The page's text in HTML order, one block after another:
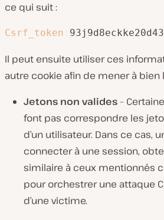
ce qui suit :
Csrf_token
Il peut ensuite utiliser ces
autre cookie afin de mener à bien
Jetons non valides–
font pas correspondre les
d’un utilisateur. Dans ce cas,
connecter à une session,
similaire à ceux mentionnés
pour orchestrer une attaque
d’une victime.